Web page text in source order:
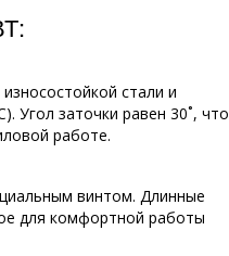
стали и
Угол заточки равен 30˚, что
работе.
винтом. Длинные
для комфортной работы